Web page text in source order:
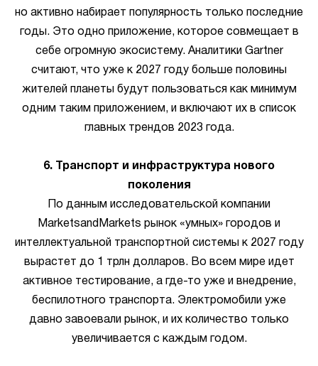
но активно набирает популярность только последние
годы. Это одно приложение, которое совмещает в
себе огромную экосистему. Аналитики Gartner
считают, что уже к 2027 году больше половины
жителей планеты будут пользоваться как минимум
одним таким приложением, и включают их в список
главных трендов 2023 года.
6. Транспорт и инфраструктура нового
поколения
По данным исследовательской компании
MarketsandMarkets рынок «умных» городов и
интеллектуальной транспортной системы к 2027 году
вырастет до 1 трлн долларов. Во всем мире идет
активное тестирование, а где-то уже и внедрение,
беспилотного транспорта. Электромобили уже
давно завоевали рынок, и их количество только
увеличивается с каждым годом.